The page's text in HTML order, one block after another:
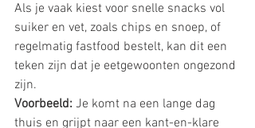
Als je vaak kiest voor snelle snacks vol
suiker en vet, zoals chips en snoep, of
regelmatig fastfood bestelt, kan dit een
teken zijn dat je eetgewoonten ongezond
zijn.
Voorbeeld: Je komt na een lange dag
thuis en grijpt naar een kant-en-klare